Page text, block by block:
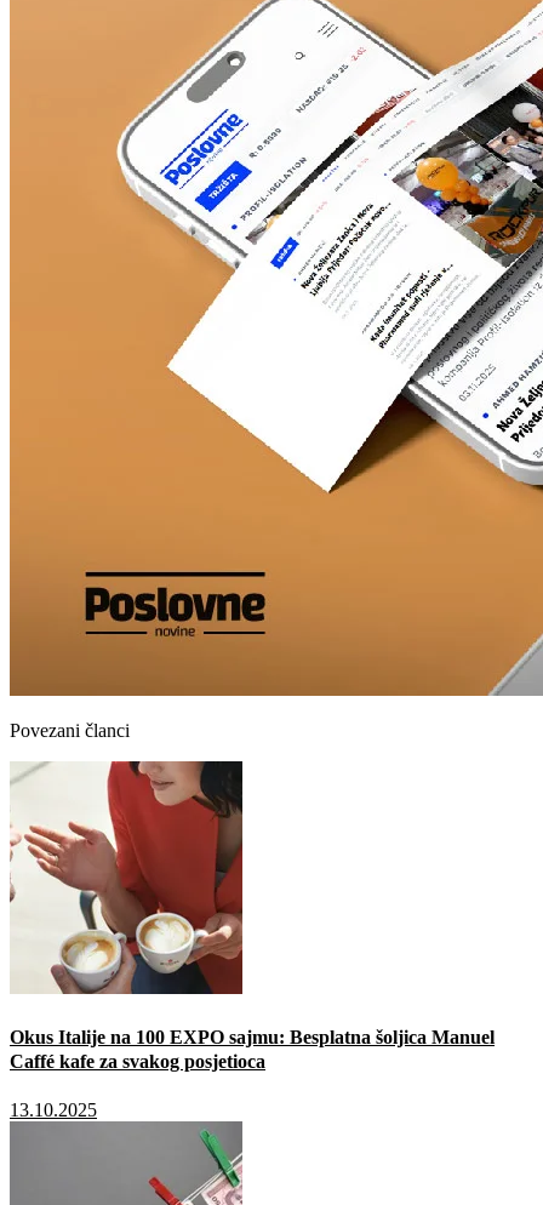
Povezani članci
Okus Italije na 100 EXPO sajmu: Besplatna šoljica Manuel
Caffé kafe za svakog posjetioca
13.10.2025